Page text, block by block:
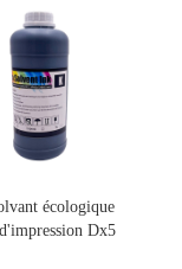
écologique
Dx5